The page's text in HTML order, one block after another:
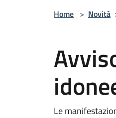
Home > Novità
Le